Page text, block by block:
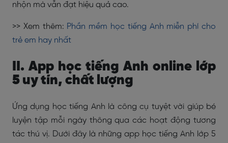
nhộn mà vẫn đạt hiệu quả cao.
>> Xem thêm: Phần mềm học tiếng Anh miễn phí cho
trẻ em hay nhất
II. App học tiếng Anh online lớp
5 uy tín, chất lượng
Ứng dụng học tiếng Anh là công cụ tuyệt vời giúp bé
luyện tập mỗi ngày thông qua các hoạt động tương
tác thú vị. Dưới đây là những app học tiếng Anh lớp 5